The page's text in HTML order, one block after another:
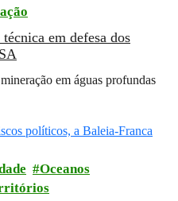
em defesa dos
em águas profundas
Oceanos